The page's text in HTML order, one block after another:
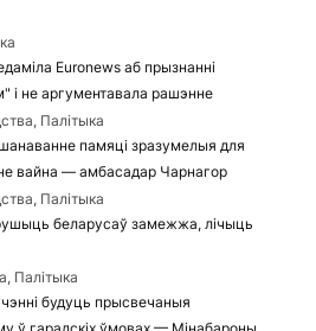
Euronews аб прызнанні
і не аргументавала рашэнне
Палітыка
памяці зразумелыя для
вайна — амбасадар Чарнагор
Палітыка
беларусаў замежжа, лічыць
Палітыка
будуць прысвечаныя